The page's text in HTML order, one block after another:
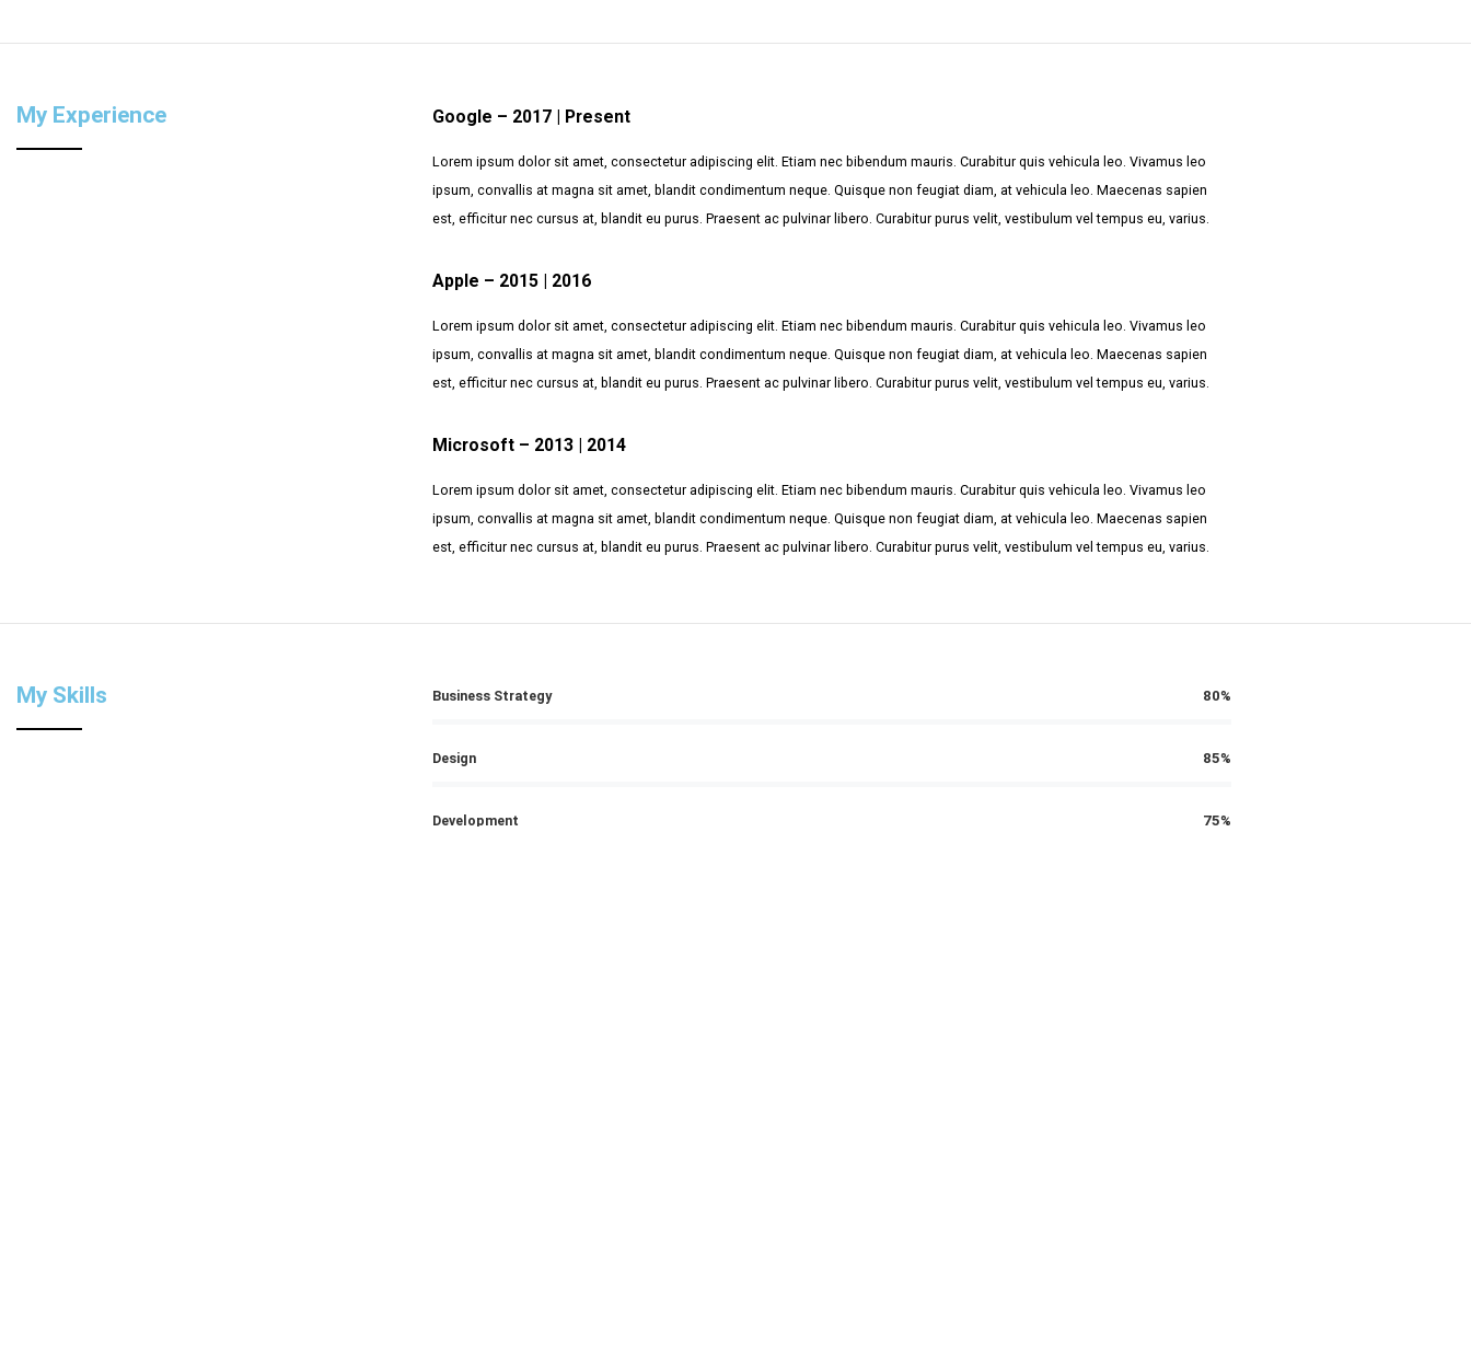
My Experience Google – 2017 | Present
Lorem ipsum dolor sit amet, consectetur adipiscing elit. Etiam nec bibendum mauris. Curabitur quis vehicula leo. Vivamus leo
ipsum, convallis at magna sit amet, blandit condimentum neque. Quisque non feugiat diam, at vehicula leo. Maecenas sapien
est, efficitur nec cursus at, blandit eu purus. Praesent ac pulvinar libero. Curabitur purus velit, vestibulum vel tempus eu, varius.
Apple – 2015 | 2016
Lorem ipsum dolor sit amet, consectetur adipiscing elit. Etiam nec bibendum mauris. Curabitur quis vehicula leo. Vivamus leo
ipsum, convallis at magna sit amet, blandit condimentum neque. Quisque non feugiat diam, at vehicula leo. Maecenas sapien
est, efficitur nec cursus at, blandit eu purus. Praesent ac pulvinar libero. Curabitur purus velit, vestibulum vel tempus eu, varius.
Microsoft – 2013 | 2014
Lorem ipsum dolor sit amet, consectetur adipiscing elit. Etiam nec bibendum mauris. Curabitur quis vehicula leo. Vivamus leo
ipsum, convallis at magna sit amet, blandit condimentum neque. Quisque non feugiat diam, at vehicula leo. Maecenas sapien
est, efficitur nec cursus at, blandit eu purus. Praesent ac pulvinar libero. Curabitur purus velit, vestibulum vel tempus eu, varius.
My Skills Business Strategy 80%
Design 85%
Development 75%